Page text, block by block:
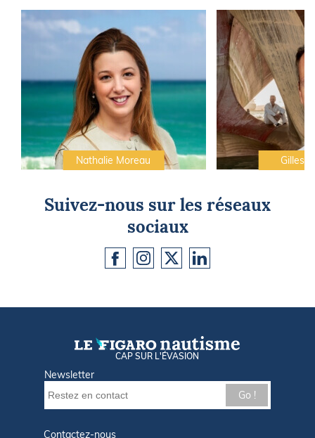
Nathalie Moreau Gilles
Suivez-nous sur les réseaux
sociaux
CAP SUR L'ÉVASION
Newsletter
Go !
Contactez-nous